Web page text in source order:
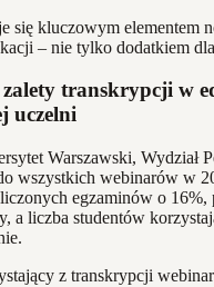
się kluczowym elementem
– nie tylko dodatkiem
zalety transkrypcji w
uczelni
Warszawski, Wydział
wszystkich webinarów w
egzaminów o
a liczba studentów